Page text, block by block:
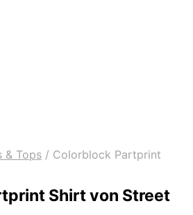
& Tops / Colorblock Partprint
Shirt von Street